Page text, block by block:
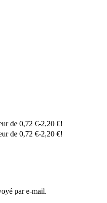
de 0,72 €-2,20 €!
de 0,72 €-2,20 €!
par e-mail.